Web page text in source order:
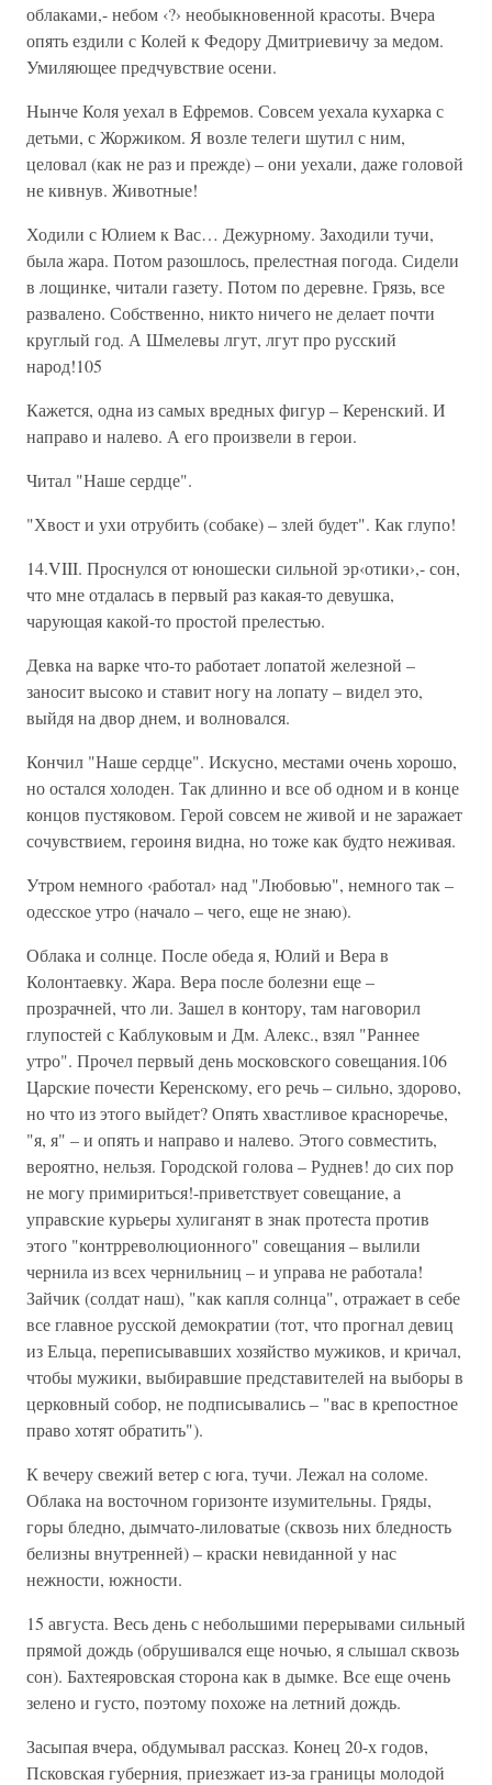
облаками,- небом ‹?› необыкновенной красоты. Вчера
опять ездили с Колей к Федору Дмитриевичу за медом.
Умиляющее предчувствие осени.
Нынче Коля уехал в Ефремов. Совсем уехала кухарка с
детьми, с Жоржиком. Я возле телеги шутил с ним,
целовал (как не раз и прежде) – они уехали, даже головой
не кивнув. Животные!
Ходили с Юлием к Вас… Дежурному. Заходили тучи,
была жара. Потом разошлось, прелестная погода. Сидели
в лощинке, читали газету. Потом по деревне. Грязь, все
развалено. Собственно, никто ничего не делает почти
круглый год. А Шмелевы лгут, лгут про русский
народ!105
Кажется, одна из самых вредных фигур – Керенский. И
направо и налево. А его произвели в герои.
Читал "Наше сердце".
"Хвост и ухи отрубить (собаке) – злей будет". Как глупо!
14.VIII. Проснулся от юношески сильной эр‹отики›,- сон,
что мне отдалась в первый раз какая-то девушка,
чарующая какой-то простой прелестью.
Девка на варке что-то работает лопатой железной –
заносит высоко и ставит ногу на лопату – видел это,
выйдя на двор днем, и волновался.
Кончил "Наше сердце". Искусно, местами очень хорошо,
но остался холоден. Так длинно и все об одном и в конце
концов пустяковом. Герой совсем не живой и не заражает
сочувствием, героиня видна, но тоже как будто неживая.
Утром немного ‹работал› над "Любовью", немного так –
одесское утро (начало – чего, еще не знаю).
Облака и солнце. После обеда я, Юлий и Вера в
Колонтаевку. Жара. Вера после болезни еще –
прозрачней, что ли. Зашел в контору, там наговорил
глупостей с Каблуковым и Дм. Алекс., взял "Раннее
утро". Прочел первый день московского совещания.106
Царские почести Керенскому, его речь – сильно, здорово,
но что из этого выйдет? Опять хвастливое красноречье,
"я, я" – и опять и направо и налево. Этого совместить,
вероятно, нельзя. Городской голова – Руднев! до сих пор
не могу примириться!-приветствует совещание, а
управские курьеры хулиганят в знак протеста против
этого "контрреволюционного" совещания – вылили
чернила из всех чернильниц – и управа не работала!
Зайчик (солдат наш), "как капля солнца", отражает в себе
все главное русской демократии (тот, что прогнал девиц
из Ельца, переписывавших хозяйство мужиков, и кричал,
чтобы мужики, выбиравшие представителей на выборы в
церковный собор, не подписывались – "вас в крепостное
право хотят обратить").
К вечеру свежий ветер с юга, тучи. Лежал на соломе.
Облака на восточном горизонте изумительны. Гряды,
горы бледно, дымчато-лиловатые (сквозь них бледность
белизны внутренней) – краски невиданной у нас
нежности, южности.
15 августа. Весь день с небольшими перерывами сильный
прямой дождь (обрушивался еще ночью, я слышал сквозь
сон). Бахтеяровская сторона как в дымке. Все еще очень
зелено и густо, поэтому похоже на летний дождь.
Засыпая вчера, обдумывал рассказ. Конец 20-х годов,
Псковская губерния, приезжает из-за границы молодой